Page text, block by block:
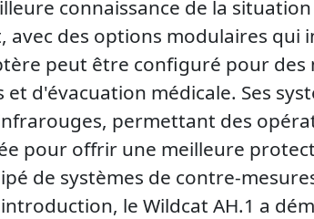
connaissance de la
des options modulaires qui
peut être configuré pour des
d'évacuation médicale. Ses
permettant des
pour offrir une meilleure
de systèmes de contre-
le Wildcat AH.1 a